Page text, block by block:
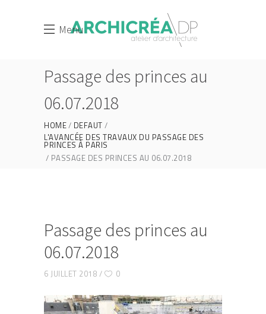
Menu
Passage des princes au
06.07.2018
HOME
DEFAUT
L'AVANCÉE DES TRAVAUX DU PASSAGE DES
PRINCES À PARIS
PASSAGE DES PRINCES AU 06.07.2018
Passage des princes au
06.07.2018
6 JUILLET 2018 0